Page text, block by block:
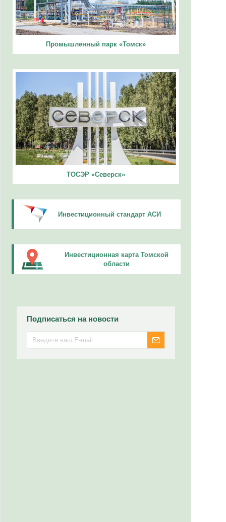
Промышленный парк «Томск»
ТОСЭР «Северск»
Инвестиционный стандарт АСИ
Инвестиционная карта Томской
области
Подписаться на новости